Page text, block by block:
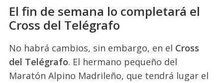
El fin de semana lo completará el
Cross del Telégrafo
No habrá cambios, sin embargo, en el Cross
del Telégrafo. El hermano pequeño del
Maratón Alpino Madrileño, que tendrá lugar el